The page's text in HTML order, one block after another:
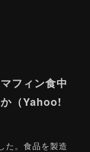
フィン食中
（Yahoo!
た。食品を製造